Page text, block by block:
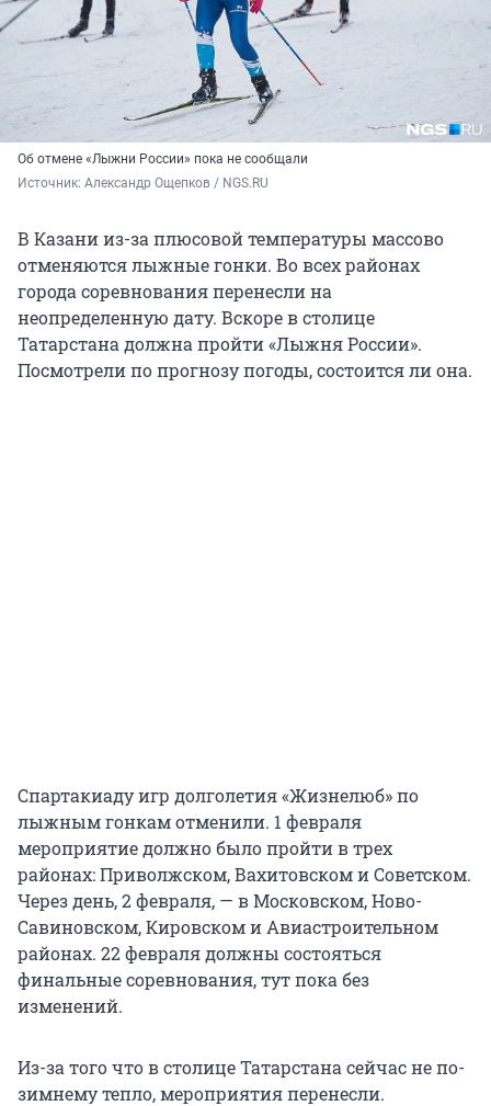
Об отмене «Лыжни России» пока не сообщали
Источник: Александр Ощепков / NGS.RU
В Казани из-за плюсовой температуры массово
отменяются лыжные гонки. Во всех районах
города соревнования перенесли на
неопределенную дату. Вскоре в столице
Татарстана должна пройти «Лыжня России».
Посмотрели по прогнозу погоды, состоится ли она.
Спартакиаду игр долголетия «Жизнелюб» по
лыжным гонкам отменили. 1 февраля
мероприятие должно было пройти в трех
районах: Приволжском, Вахитовском и Советском.
Через день, 2 февраля, — в Московском, Ново-
Савиновском, Кировском и Авиастроительном
районах. 22 февраля должны состояться
финальные соревнования, тут пока без
изменений.
Из-за того что в столице Татарстана сейчас не по-
зимнему тепло, мероприятия перенесли.